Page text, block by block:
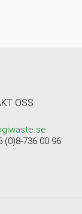
OSS
(0)8-736 00 96